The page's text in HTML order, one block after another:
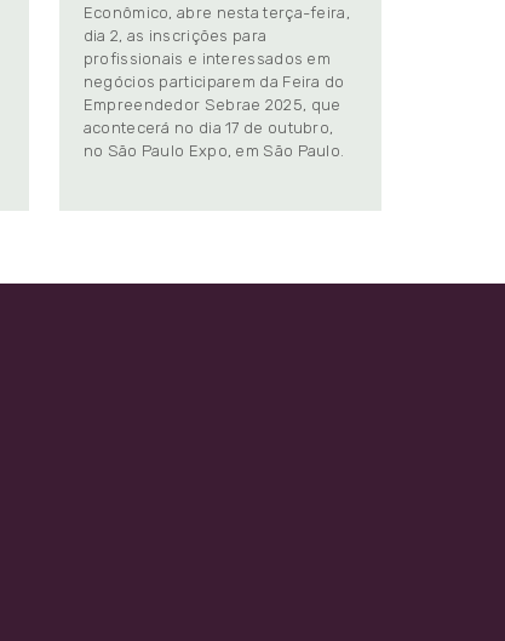
Econômico, abre nesta terça-feira,
dia 2, as inscrições para
profissionais e interessados em
negócios participarem da Feira do
Empreendedor Sebrae 2025, que
acontecerá no dia 17 de outubro,
no São Paulo Expo, em São Paulo.